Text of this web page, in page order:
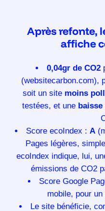
Après refonte,
affiche
0,04gr de CO2
(websitecarbon.com),
soit un site moins
testées, et une baisse
Score ecoIndex : A
Pages légères,
ecoIndex indique, lui,
émissions de CO2
Score Google
mobile, pour un
Le site bénéficie,